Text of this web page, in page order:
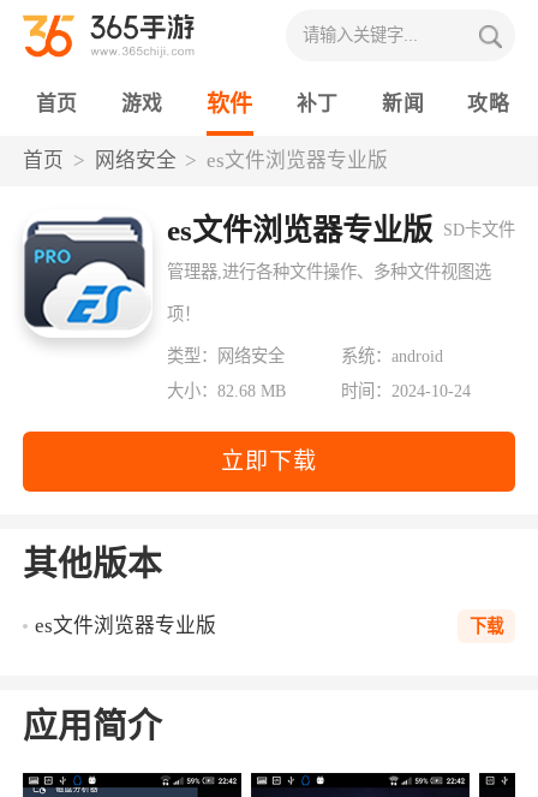
首页 游戏 软件 补丁 新闻 攻略
首页 网络安全 es文件浏览器专业版
es文件浏览器专业版 SD卡文件
管理器,进行各种文件操作、多种文件视图选
项！
类型：网络安全
系统：android
大小：82.68 MB
时间：2024-10-24
立即下载
其他版本
es文件浏览器专业版 下载
应用简介